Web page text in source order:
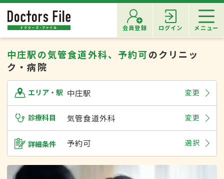
会員登録 ログイン メニュー
中庄駅の気管食道外科、予約可のクリニッ
ク・病院
エリア・駅 中庄駅 変更
診療科目 気管食道外科 変更
詳細条件 予約可 選択